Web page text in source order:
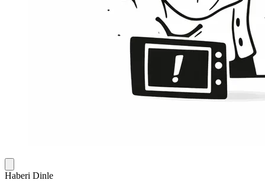
Haberi Dinle